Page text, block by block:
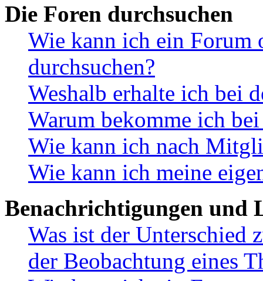
Die Foren durchsuchen
Wie kann ich ein Forum
durchsuchen?
Weshalb erhalte ich bei
Warum bekomme ich
Wie kann ich nach
Wie kann ich meine
Benachrichtigungen und
Was ist der Unterschied
der Beobachtung eines